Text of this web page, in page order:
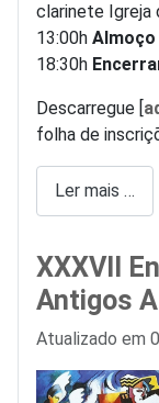
clarinete Igreja
13:00h Almoço
18:30h
Descarregue [
folha de
Ler mais …
XXXVII
Antigos
Detalhes
Atualizado em